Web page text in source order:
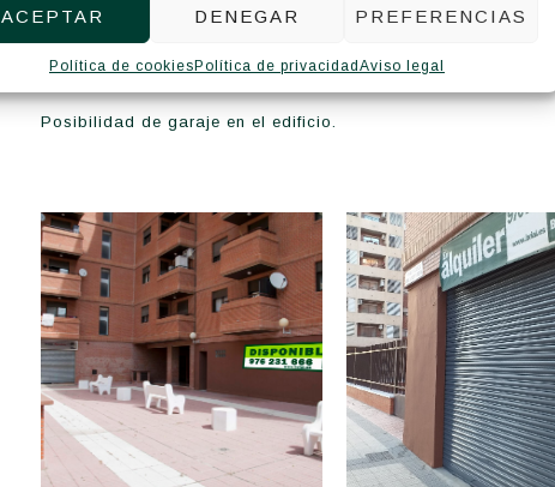
ACEPTAR DENEGAR PREFERENCIAS
Política de cookies Política de privacidad Aviso legal
están comunicadas por dentro.
La zona destinada a oficinas, tiene un suelo de gres,
Posibilidad de garaje en el edificio.